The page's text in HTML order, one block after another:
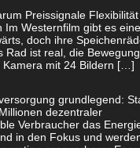
Preissignale Flexibilität
Westernfilm gibt es
doch ihre
Rad ist real, die
Kamera mit 24 Bildern […]
grundlegend:
dezentraler
Verbraucher das
in den Fokus und